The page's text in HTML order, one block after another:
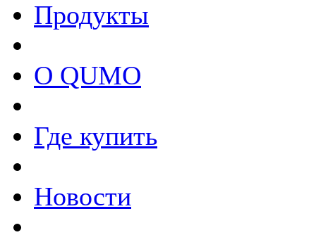
Продукты
О QUMO
Где купить
Новости